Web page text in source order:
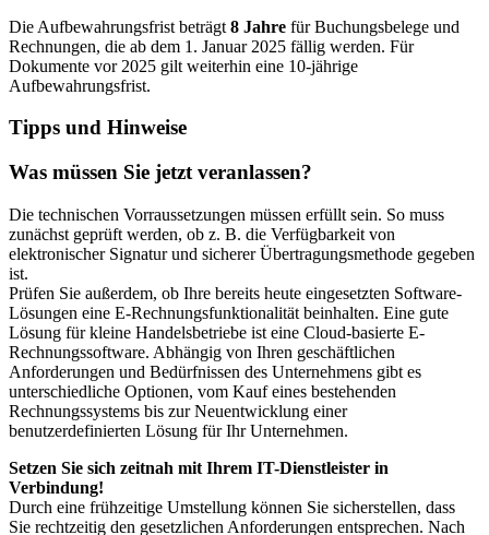
Die Aufbewahrungsfrist beträgt 8 Jahre für Buchungsbelege und
Rechnungen, die ab dem 1. Januar 2025 fällig werden. Für
Dokumente vor 2025 gilt weiterhin eine 10-jährige
Aufbewahrungsfrist.
Tipps und Hinweise
Was müssen Sie jetzt veranlassen?
Die technischen Vorraussetzungen müssen erfüllt sein. So muss
zunächst geprüft werden, ob z. B. die Verfügbarkeit von
elektronischer Signatur und sicherer Übertragungsmethode gegeben
ist.
Prüfen Sie außerdem, ob Ihre bereits heute eingesetzten Software-
Lösungen eine E-Rechnungsfunktionalität beinhalten. Eine gute
Lösung für kleine Handelsbetriebe ist eine Cloud-basierte E-
Rechnungssoftware. Abhängig von Ihren geschäftlichen
Anforderungen und Bedürfnissen des Unternehmens gibt es
unterschiedliche Optionen, vom Kauf eines bestehenden
Rechnungssystems bis zur Neuentwicklung einer
benutzerdefinierten Lösung für Ihr Unternehmen.
Setzen Sie sich zeitnah mit Ihrem IT-Dienstleister in
Verbindung!
Durch eine frühzeitige Umstellung können Sie sicherstellen, dass
Sie rechtzeitig den gesetzlichen Anforderungen entsprechen. Nach